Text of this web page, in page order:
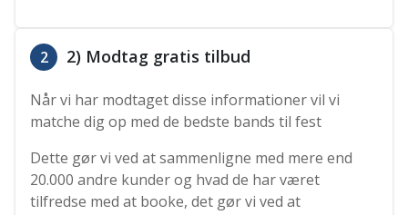
2 2) Modtag gratis tilbud
Når vi har modtaget disse informationer vil vi
matche dig op med de bedste bands til fest
Dette gør vi ved at sammenligne med mere end
20.000 andre kunder og hvad de har været
tilfredse med at booke, det gør vi ved at